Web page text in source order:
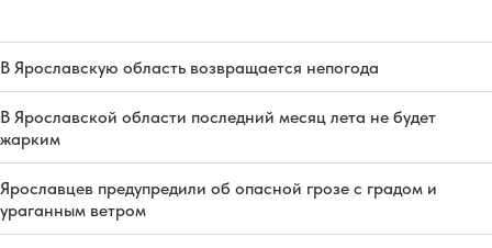
В Ярославскую область возвращается непогода
В Ярославской области последний месяц лета не будет
жарким
Ярославцев предупредили об опасной грозе с градом и
ураганным ветром